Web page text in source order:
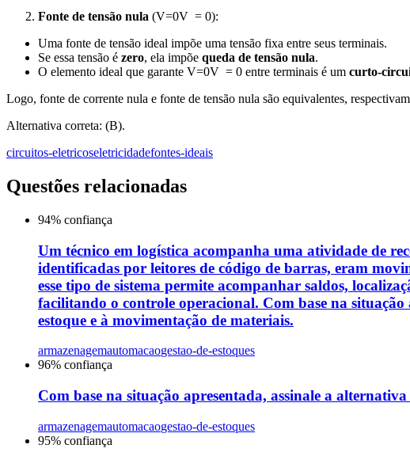
Fonte de tensão nula (V=0V = 0):
Uma fonte de tensão ideal impõe uma tensão fixa entre seus terminais.
Se essa tensão é zero, ela impõe queda de tensão nula.
O elemento ideal que garante V=0V = 0 entre terminais é umcurto-
Logo, fonte de corrente nula e fonte de tensão nula são equivalentes,
Alternativa correta: (B).
circuitos-eletricoseletricidadefontes-ideais
Questões relacionadas
94% confiança
Um técnico em logística acompanha uma atividade de
identificadas por leitores de código de barras, eram
esse tipo de sistema permite acompanhar saldos,
facilitando o controle operacional. Com base na
estoque e à movimentação de materiais.
armazenagemautomacaogestao-de-estoques
96% confiança
Com base na situação apresentada, assinale a
armazenagemautomacaogestao-de-estoques
95% confiança